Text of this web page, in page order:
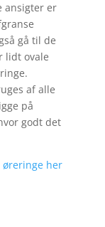
ansigter er
gå til de
lidt ovale
af alle
på
godt det
øreringe her